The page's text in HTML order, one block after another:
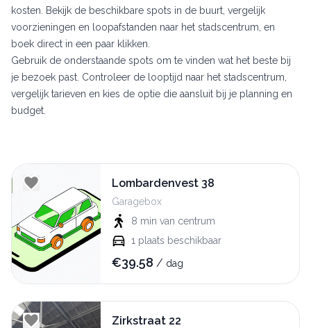
kosten. Bekijk de beschikbare spots in de buurt, vergelijk
voorzieningen en loopafstanden naar het stadscentrum, en
boek direct in een paar klikken.
Gebruik de onderstaande spots om te vinden wat het beste bij
je bezoek past. Controleer de looptijd naar het stadscentrum,
vergelijk tarieven en kies de optie die aansluit bij je planning en
budget.
Lombardenvest 38
Garagebox
8 min van centrum
1 plaats beschikbaar
€39.58 / dag
Zirkstraat 22